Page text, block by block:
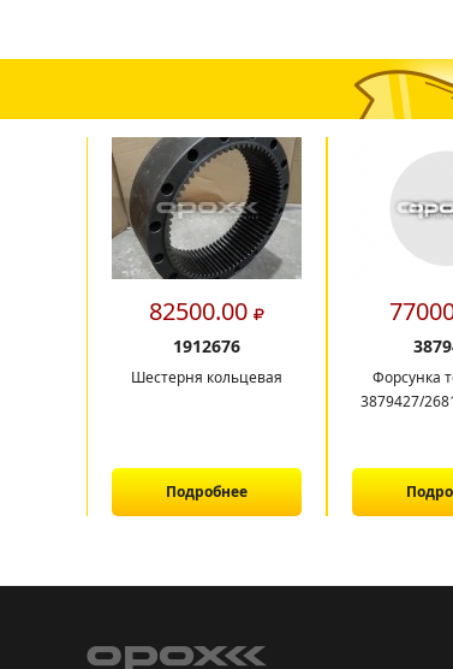
82500.00
1912676
Шестерня кольцевая
Подробнее
Форсунка
3879427/